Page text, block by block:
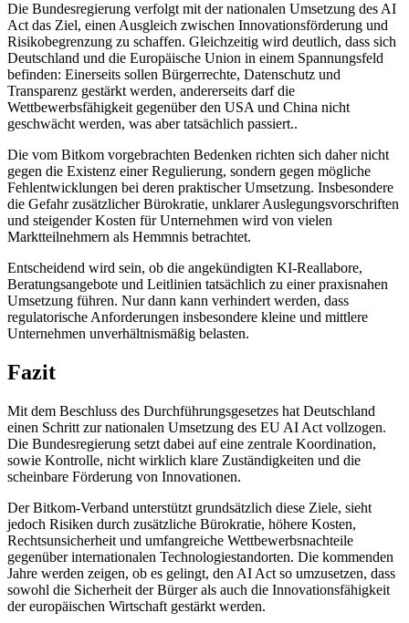
Die Bundesregierung verfolgt mit der nationalen Umsetzung des AI
Act das Ziel, einen Ausgleich zwischen Innovationsförderung und
Risikobegrenzung zu schaffen. Gleichzeitig wird deutlich, dass sich
Deutschland und die Europäische Union in einem Spannungsfeld
befinden: Einerseits sollen Bürgerrechte, Datenschutz und
Transparenz gestärkt werden, andererseits darf die
Wettbewerbsfähigkeit gegenüber den USA und China nicht
geschwächt werden, was aber tatsächlich passiert..
Die vom Bitkom vorgebrachten Bedenken richten sich daher nicht
gegen die Existenz einer Regulierung, sondern gegen mögliche
Fehlentwicklungen bei deren praktischer Umsetzung. Insbesondere
die Gefahr zusätzlicher Bürokratie, unklarer Auslegungsvorschriften
und steigender Kosten für Unternehmen wird von vielen
Marktteilnehmern als Hemmnis betrachtet.
Entscheidend wird sein, ob die angekündigten KI-Reallabore,
Beratungsangebote und Leitlinien tatsächlich zu einer praxisnahen
Umsetzung führen. Nur dann kann verhindert werden, dass
regulatorische Anforderungen insbesondere kleine und mittlere
Unternehmen unverhältnismäßig belasten.
Fazit
Mit dem Beschluss des Durchführungsgesetzes hat Deutschland
einen Schritt zur nationalen Umsetzung des EU AI Act vollzogen.
Die Bundesregierung setzt dabei auf eine zentrale Koordination,
sowie Kontrolle, nicht wirklich klare Zuständigkeiten und die
scheinbare Förderung von Innovationen.
Der Bitkom-Verband unterstützt grundsätzlich diese Ziele, sieht
jedoch Risiken durch zusätzliche Bürokratie, höhere Kosten,
Rechtsunsicherheit und umfangreiche Wettbewerbsnachteile
gegenüber internationalen Technologiestandorten. Die kommenden
Jahre werden zeigen, ob es gelingt, den AI Act so umzusetzen, dass
sowohl die Sicherheit der Bürger als auch die Innovationsfähigkeit
der europäischen Wirtschaft gestärkt werden.